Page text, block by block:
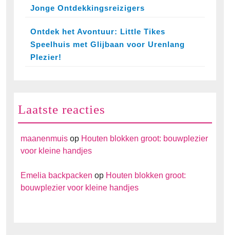
Jonge Ontdekkingsreizigers
Ontdek het Avontuur: Little Tikes
Speelhuis met Glijbaan voor Urenlang
Plezier!
Laatste reacties
maanenmuis op Houten blokken groot: bouwplezier
voor kleine handjes
Emelia backpacken op Houten blokken groot:
bouwplezier voor kleine handjes